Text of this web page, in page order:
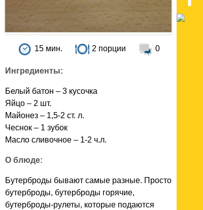
15 мин. 2 порции 0
Ингредиенты:
Белый батон – 3 кусочка
Яйцо – 2 шт.
Майонез – 1,5-2 ст. л.
Чеснок – 1 зубок
Масло сливочное – 1-2 ч.л.
О блюде:
Бутерброды бывают самые разные. Просто
бутерброды, бутерброды горячие,
бутерброды-рулеты, которые подаются